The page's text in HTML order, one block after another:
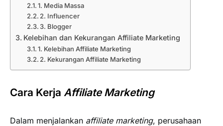
1. Media Massa
2. Influencer
3. Blogger
Kelebihan dan Kekurangan Affiliate Marketing
1. Kelebihan Affiliate Marketing
2. Kekurangan Affiliate Marketing
Cara Kerja Affiliate Marketing
Dalam menjalankan affiliate marketing, perusahaan